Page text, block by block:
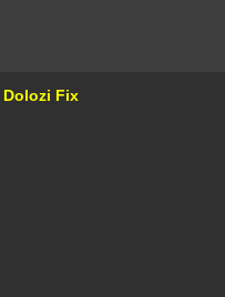
Dolozi Fix